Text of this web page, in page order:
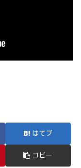
はてブ
コピー